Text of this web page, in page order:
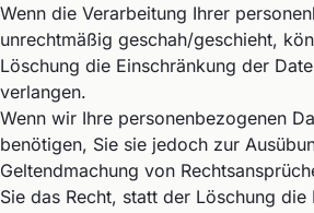
Wenn die Verarbeitung Ihrer
unrechtmäßig geschah/geschieht,
Löschung die Einschränkung der
verlangen.
Wenn wir Ihre personenbezogenen
benötigen, Sie sie jedoch zur
Geltendmachung von
Sie das Recht, statt der Löschung die